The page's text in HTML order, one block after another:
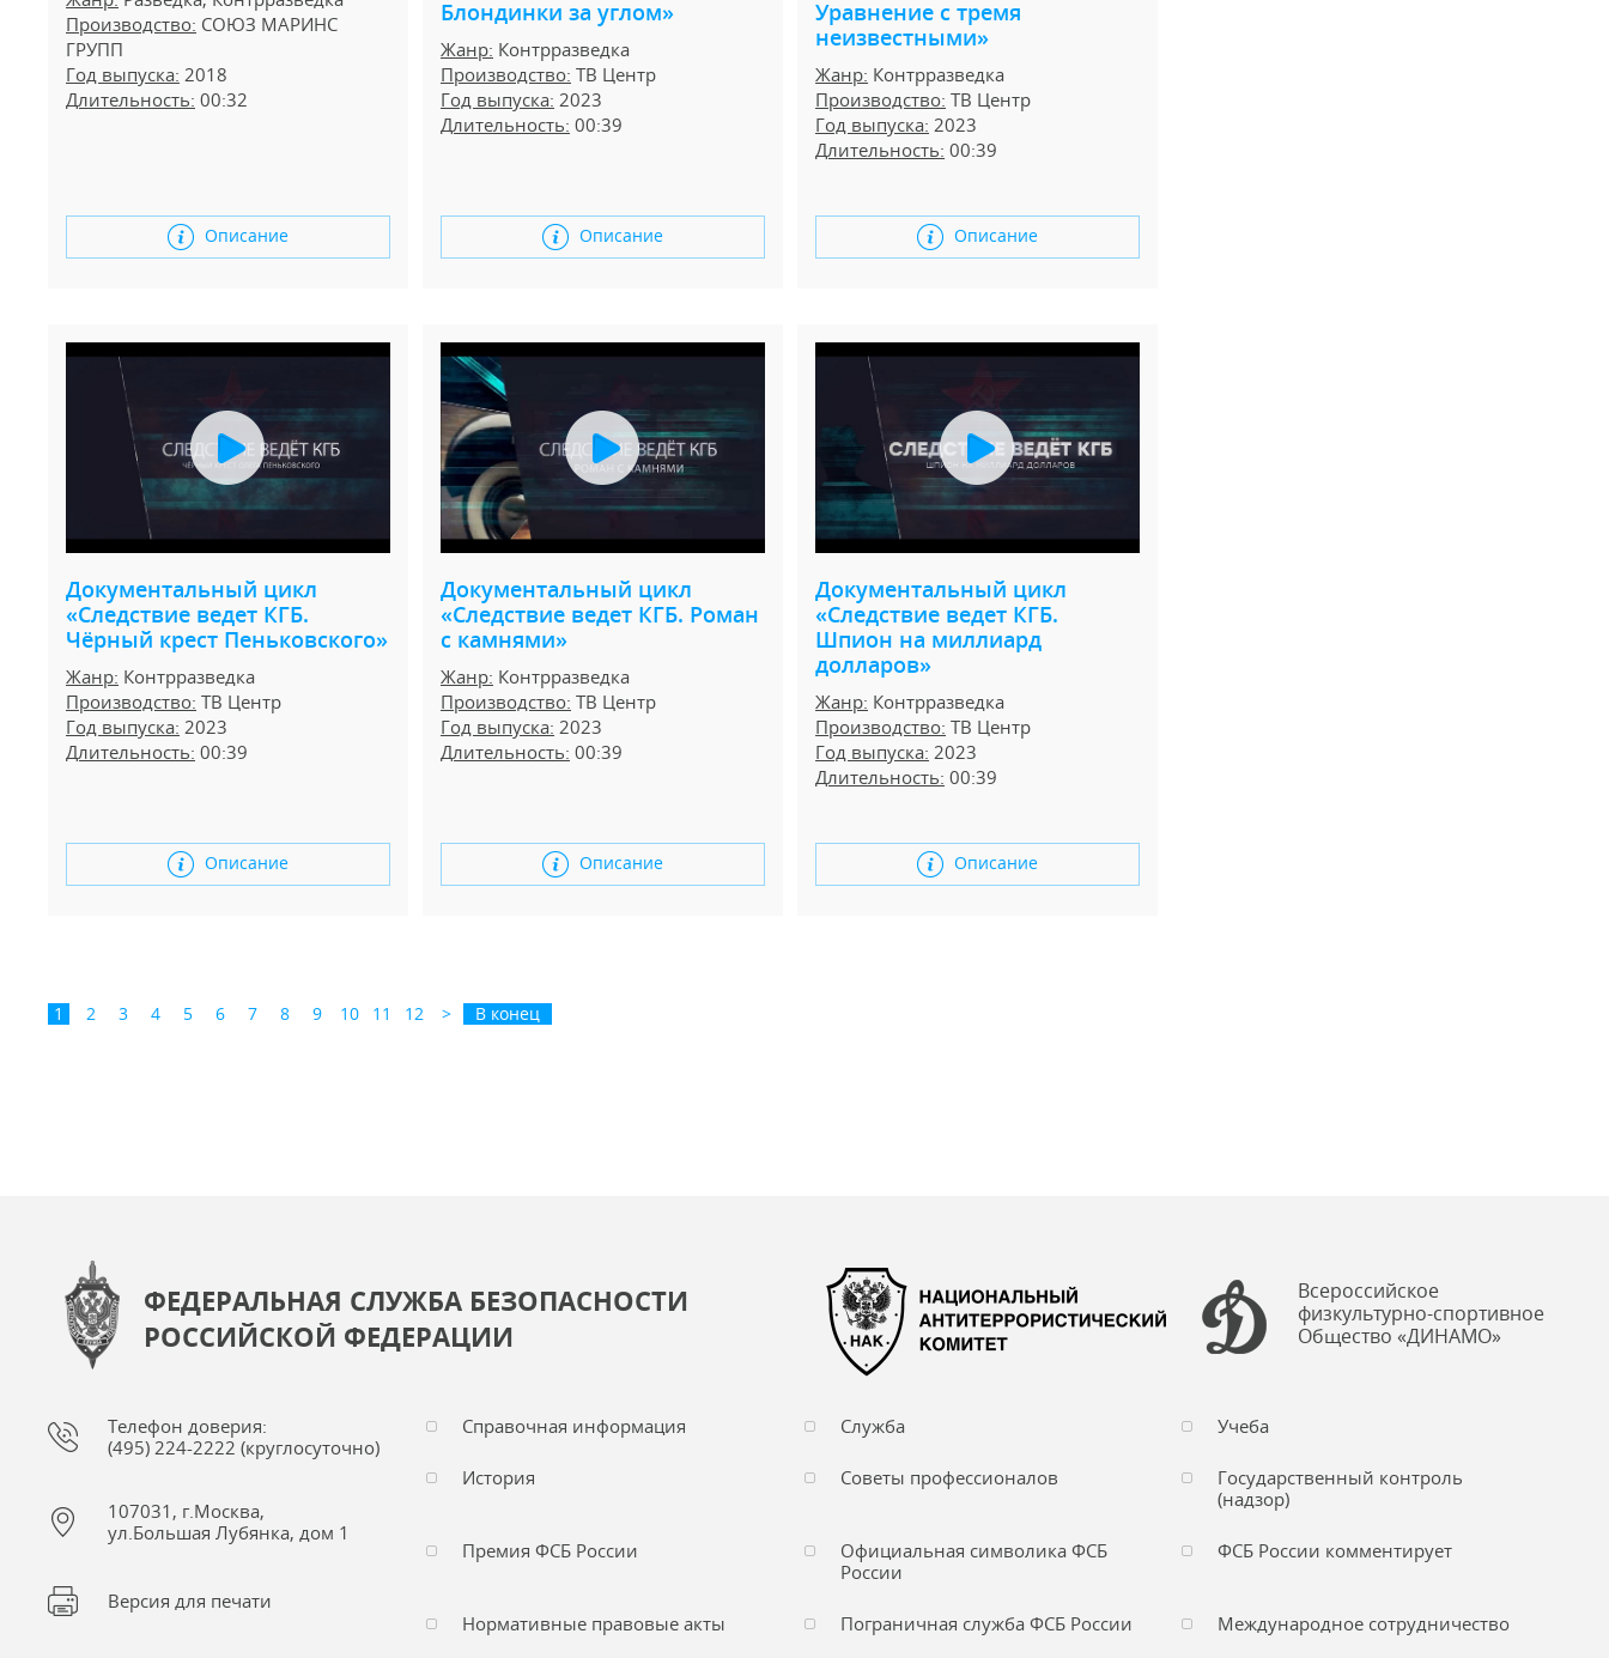
Производство: СОЮЗ МАРИНС
ГРУПП
Год выпуска: 2018
Длительность: 00:32
Описание
Блондинки за углом»
Жанр: Контрразведка
Производство: ТВ Центр
Год выпуска: 2023
Длительность: 00:39
Описание
Уравнение с тремя
неизвестными»
Жанр: Контрразведка
Производство: ТВ Центр
Год выпуска: 2023
Длительность: 00:39
Описание
Документальный цикл
«Следствие ведет КГБ.
Чёрный крест Пеньковского»
Жанр: Контрразведка
Производство: ТВ Центр
Год выпуска: 2023
Длительность: 00:39
Описание
Документальный цикл
«Следствие ведет КГБ. Роман
с камнями»
Жанр: Контрразведка
Производство: ТВ Центр
Год выпуска: 2023
Длительность: 00:39
Описание
Документальный цикл
«Следствие ведет КГБ.
Шпион на миллиард
долларов»
Жанр: Контрразведка
Производство: ТВ Центр
Год выпуска: 2023
Длительность: 00:39
Описание
1 2 3 4 5 6 7 8 9 10 11 12 > В конец
ФЕДЕРАЛЬНАЯ СЛУЖБА БЕЗОПАСНОСТИ
РОССИЙСКОЙ ФЕДЕРАЦИИ
Всероссийское
физкультурно-спортивное
Общество «ДИНАМО»
Телефон доверия:
(495) 224-2222 (круглосуточно)
107031, г.Москва,
ул.Большая Лубянка, дом 1
Версия для печати
Справочная информация Служба Учеба
История Советы профессионалов
Государственный контроль
(надзор)
Премия ФСБ России
Официальная символика ФСБ
России
ФСБ России комментирует
Нормативные правовые акты Пограничная служба ФСБ России Международное сотрудничество